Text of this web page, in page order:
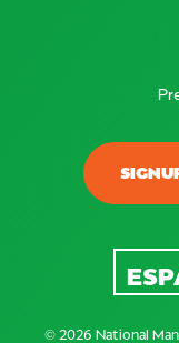
© 2026 National